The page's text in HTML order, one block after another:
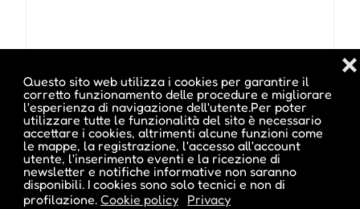
Questo sito web utilizza i cookies per garantire il
corretto funzionamento delle procedure e migliorare
l'esperienza di navigazione dell'utente.Per poter
utilizzare tutte le funzionalità del sito è necessario
accettare i cookies, altrimenti alcune funzioni come
le mappe, la registrazione, l'accesso all'account
utente, l'inserimento eventi e la ricezione di
newsletter e notifiche informative non saranno
disponibili. I cookies sono solo tecnici e non di
profilazione. Cookie policy Privacy
❌
Pubblicato da :
ale inside